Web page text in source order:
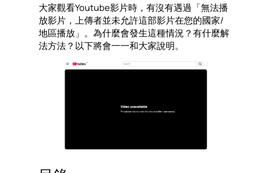
大家觀看Youtube影片時，有沒有遇過「無法播
放影片，上傳者並未允許這部影片在您的國家/
地區播放」。為什麼會發生這種情況？有什麼解
法方法？以下將會一一和大家說明。